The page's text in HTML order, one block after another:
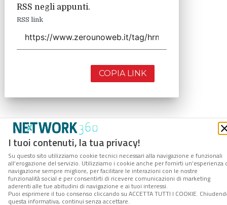
I tuoi contenuti, la tua privacy!
Su questo sito utilizziamo cookie tecnici necessari alla navigazione e funzionali
all’erogazione del servizio. Utilizziamo i cookie anche per fornirti un’esperienza
navigazione sempre migliore, per facilitare le interazioni con le nostre
funzionalità social e per consentirti di ricevere comunicazioni di marketing
aderenti alle tue abitudini di navigazione e ai tuoi interessi.
Puoi esprimere il tuo consenso cliccando su ACCETTA TUTTI I COOKIE.
questa informativa, continui senza accettare.
RSS negli appunti.
RSS link
COPIA LINK